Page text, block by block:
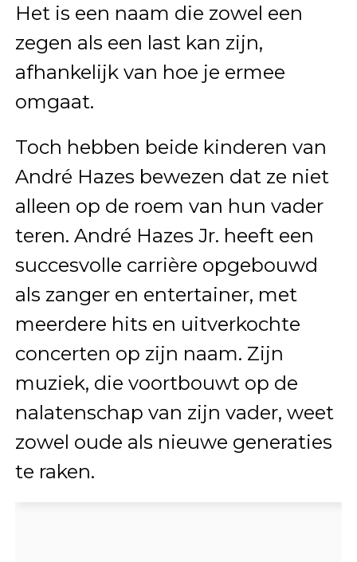
Het is een naam die zowel een
zegen als een last kan zijn,
afhankelijk van hoe je ermee
omgaat.
Toch hebben beide kinderen van
André Hazes bewezen dat ze niet
alleen op de roem van hun vader
teren. André Hazes Jr. heeft een
succesvolle carrière opgebouwd
als zanger en entertainer, met
meerdere hits en uitverkochte
concerten op zijn naam. Zijn
muziek, die voortbouwt op de
nalatenschap van zijn vader, weet
zowel oude als nieuwe generaties
te raken.